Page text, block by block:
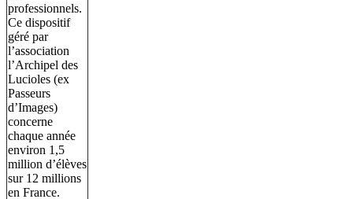
professionnels.
Ce dispositif
géré par
l’association
l’Archipel des
Lucioles (ex
Passeurs
d’Images)
concerne
chaque année
environ 1,5
million d’élèves
sur 12 millions
en France.